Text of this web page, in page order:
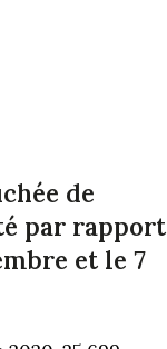
de
par rapport
et le 7